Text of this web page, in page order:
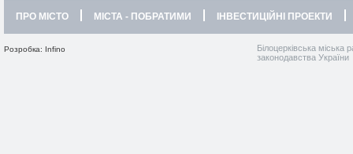
ПРО МІСТО МІСТА - ПОБРАТИМИ ІНВЕСТИЦІЙНІ ПРОЕКТИ
Розробка: Infino
Білоцерківська міська
законодавства України